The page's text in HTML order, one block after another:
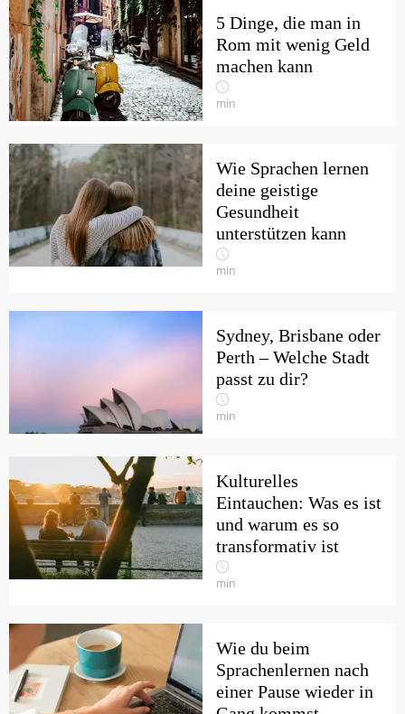
5 Dinge, die man in
Rom mit wenig Geld
machen kann
min
Wie Sprachen lernen
deine geistige
Gesundheit
unterstützen kann
min
Sydney, Brisbane oder
Perth – Welche Stadt
passt zu dir?
min
Kulturelles
Eintauchen: Was es ist
und warum es so
transformativ ist
min
Wie du beim
Sprachenlernen nach
einer Pause wieder in